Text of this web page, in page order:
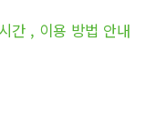
간 , 이용 방법 안내